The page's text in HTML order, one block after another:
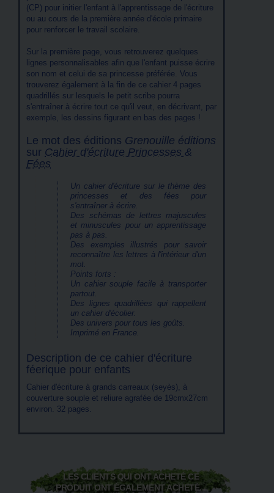
(CP) pour initier l'enfant à l'apprentissage de l'écriture
ou au cours de la première année d'école primaire
pour renforcer le travail scolaire.
Sur la première page, vous retrouverez quelques
lignes personnalisables afin que l'enfant puisse écrire
son nom et celui de sa princesse préférée. Vous
trouverez également à la fin de ce cahier 4 pages
quadrillés sur lesquels le petit scribe pourra
s'entraîner à écrire tout ce qu'il veut, en décrivant, par
exemple, les dessins figurant en bas des pages !
Le mot des éditions Grenouille éditions
sur Cahier d'écriture Princesses &
Fées
Un cahier d'écriture sur le thème des
princesses et des fées pour
s'entraîner à écrire.
Des schémas de lettres majuscules
et minuscules pour un apprentissage
pas à pas.
Des exemples illustrés pour savoir
reconnaître les lettres à l'intérieur d'un
mot.
Points forts :
Un cahier souple facile à transporter
partout.
Des lignes quadrillées qui rappellent
un cahier d'écolier.
Des univers pour tous les goûts.
Imprimé en France.
Description de ce cahier d'écriture
féerique pour enfants
Cahier d'écriture à grands carreaux (seyès), à
couverture souple et reliure agrafée de 19cmx27cm
environ. 32 pages.
LES CLIENTS QUI ONT ACHETÉ CE
PRODUIT ONT ÉGALEMENT ACHETÉ...